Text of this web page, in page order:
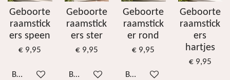
Geboorte
raamstick
ers speen
€ 9,95
Bekijk details
Geboorte
raamstick
ers ster
€ 9,95
Bekijk details
Geboorte
raamstick
er rond
€ 9,95
Bekijk details
Geboorte
raamstick
ers
hartjes
€ 9,95